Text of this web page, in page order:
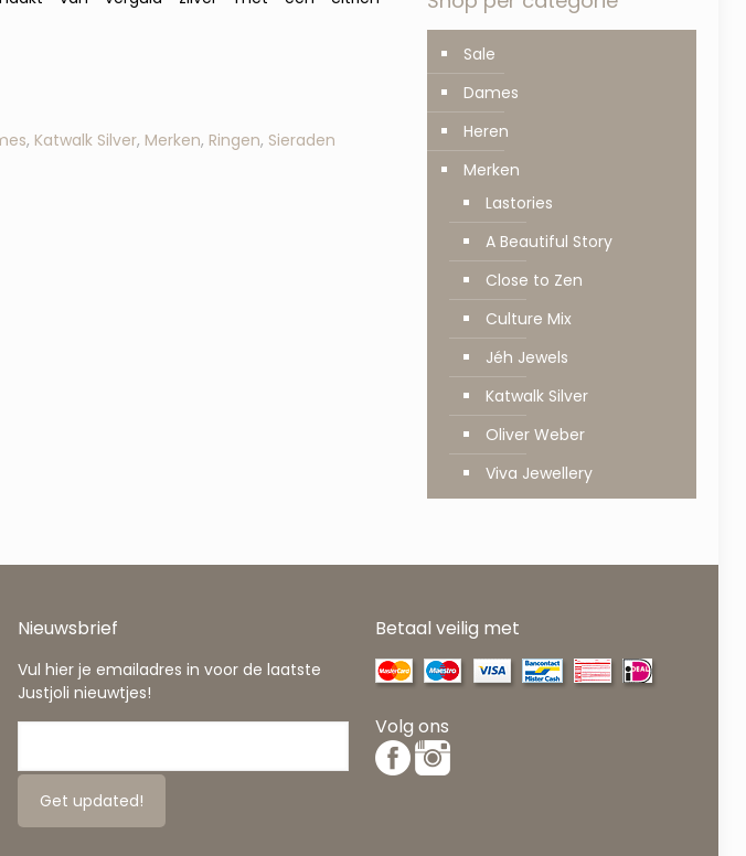
, Katwalk Silver, Merken, Ringen, Sieraden
Sale
Dames
Heren
Merken
Lastories
A Beautiful Story
Close to Zen
Culture Mix
Jéh Jewels
Katwalk Silver
Oliver Weber
Viva Jewellery
Nieuwsbrief
Vul hier je emailadres in voor de laatste
Justjoli nieuwtjes!
Betaal veilig met
Volg ons